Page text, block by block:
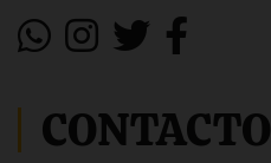
CONTACTO